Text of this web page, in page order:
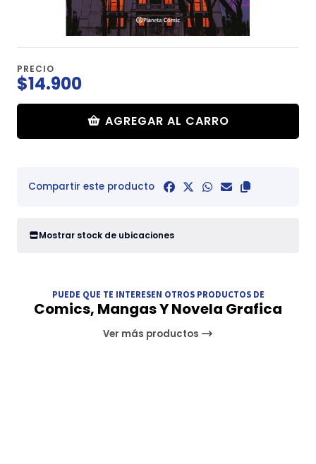
PRECIO
$14.900
AGREGAR AL CARRO
Compartir este producto
Mostrar stock de ubicaciones
PUEDE QUE TE INTERESEN OTROS PRODUCTOS DE
Comics, Mangas Y Novela Grafica
Ver más productos